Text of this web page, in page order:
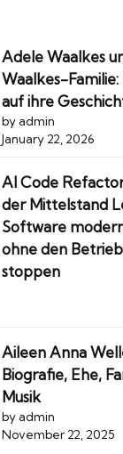
Adele Waalkes
Waalkes-Familie:
auf ihre
by admin
January 22, 2026
AI Code
der Mittelstand
Software
ohne den
stoppen
Aileen Anna
Biografie, Ehe,
Musik
by admin
November 22, 2025